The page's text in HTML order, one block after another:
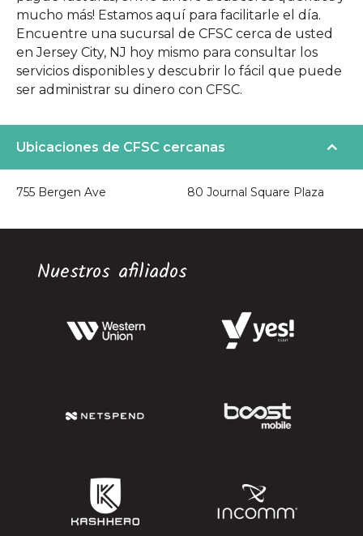
mucho más! Estamos aquí para facilitarle el día.
Encuentre una sucursal de CFSC cerca de usted
en Jersey City, NJ hoy mismo para consultar los
servicios disponibles y descubrir lo fácil que puede
ser administrar su dinero con CFSC.
Ubicaciones de CFSC cercanas
755 Bergen Ave 80 Journal Square Plaza
Nuestros afiliados